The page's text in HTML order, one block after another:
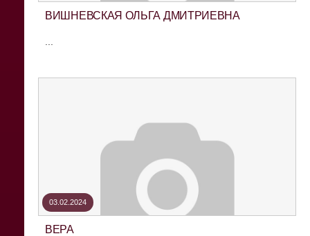
ВИШНЕВСКАЯ ОЛЬГА ДМИТРИЕВНА
03.02.2024
ВЕРА